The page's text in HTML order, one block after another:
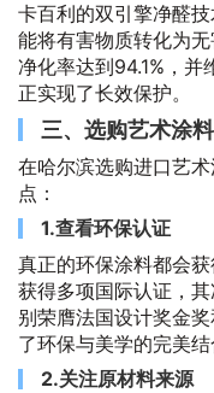
卡百利的双引擎净醛
能将有害物质转化为
净化率达到94.1%，并
正实现了长效保护。
三、选购艺术涂
在哈尔滨选购进口艺
点：
1.查看环保认证
真正的环保涂料都会
获得多项国际认证，
别荣膺法国设计奖金
了环保与美学的完美结
2.关注原材料来源